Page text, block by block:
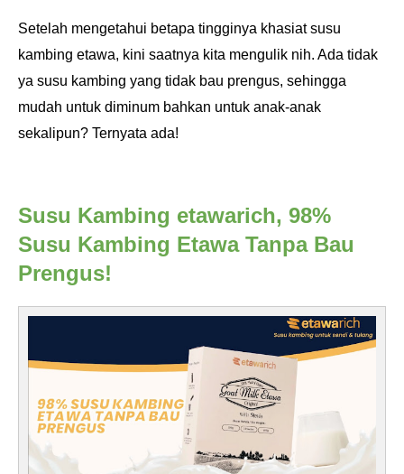
Setelah mengetahui betapa tingginya khasiat susu
kambing etawa, kini saatnya kita mengulik nih. Ada tidak
ya susu kambing yang tidak bau prengus, sehingga
mudah untuk diminum bahkan untuk anak-anak
sekalipun? Ternyata ada!
Susu Kambing etawarich, 98%
Susu Kambing Etawa Tanpa Bau
Prengus!